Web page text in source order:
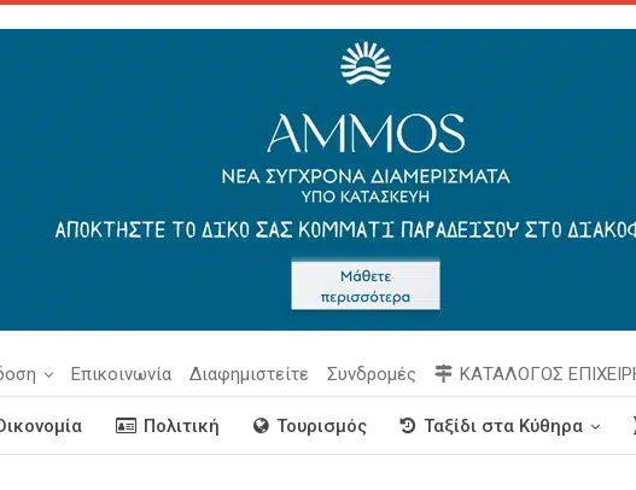
Επικοινωνία Διαφημιστείτε Συνδρομές ΚΑΤΑΛΟΓΟΣ
Πολιτική Τουρισμός Ταξίδι στα Κύθηρα